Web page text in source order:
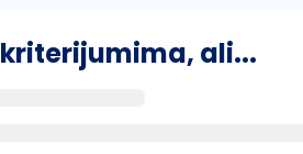
ali...